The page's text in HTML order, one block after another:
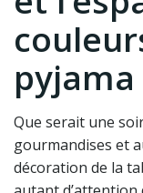
pyjama
Que serait une
gourmandises et
décoration de la